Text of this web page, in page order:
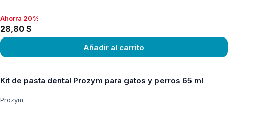
Ahorra 20%, 28,80 $
Ahorra 20%
28,80 $
Añadir al carrito
Kit de pasta dental Prozym para gatos y perros 65 ml
Prozym